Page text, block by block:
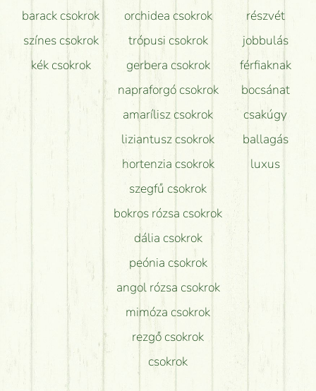
barack csokrok
színes csokrok
kék csokrok
orchidea csokrok
trópusi csokrok
gerbera csokrok
napraforgó csokrok
amarílisz csokrok
liziantusz csokrok
hortenzia csokrok
szegfű csokrok
bokros rózsa csokrok
dália csokrok
peónia csokrok
angol rózsa csokrok
mimóza csokrok
rezgő csokrok
csokrok
részvét
jobbulás
férfiaknak
bocsánat
csakúgy
ballagás
luxus